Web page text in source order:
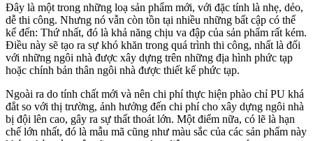
Đây là một trong những loạ sản phẩm mới, với đặc tính là nhẹ, dẻo,
dễ thi công. Nhưng nó vẫn còn tồn tại nhiều những bất cập có thể
kể đến: Thứ nhất, đó là khả năng chịu va đập của sản phẩm rất kém.
Điều này sẽ tạo ra sự khó khăn trong quá trình thi công, nhất là đối
với những ngôi nhà được xây dựng trên những địa hình phức tạp
hoặc chính bản thân ngôi nhà được thiết kế phức tạp.
Ngoài ra do tính chất mới và nên chi phí thực hiện phào chỉ PU khá
đắt so với thị trường, ảnh hưởng đến chi phí cho xây dựng ngôi nhà
bị đội lên cao, gây ra sự thất thoát lớn. Một điểm nữa, có lẽ là hạn
chế lớn nhất, đó là mẫu mã cũng như màu sắc của các sản phẩm này